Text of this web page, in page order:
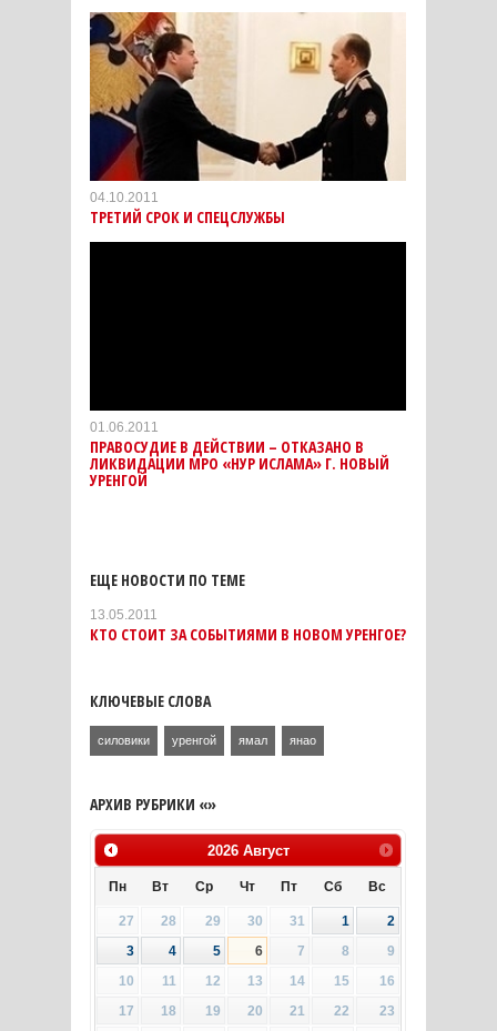
04.10.2011
ТРЕТИЙ СРОК И СПЕЦСЛУЖБЫ
01.06.2011
ПРАВОСУДИЕ В ДЕЙСТВИИ – ОТКАЗАНО В
ЛИКВИДАЦИИ МРО «НУР ИСЛАМА» Г. НОВЫЙ
УРЕНГОЙ
ЕЩЕ НОВОСТИ ПО ТЕМЕ
13.05.2011
КТО СТОИТ ЗА СОБЫТИЯМИ В НОВОМ УРЕНГОЕ?
КЛЮЧЕВЫЕ СЛОВА
силовики уренгой ямал янао
АРХИВ РУБРИКИ «»
2026 Август
Пн Вт Ср Чт Пт Сб Вс
27 28 29 30 31 1
2
3
4 5 6 7 8
9
10
11 12 13 14 15
16
17
18 19 20 21 22
23